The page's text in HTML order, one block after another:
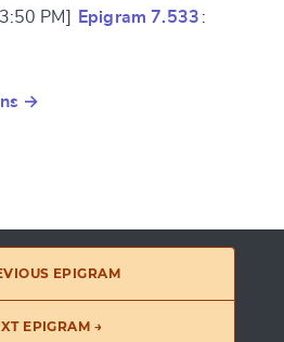
PM] Epigram 7.533 :
→
EPIGRAM
EPIGRAM →